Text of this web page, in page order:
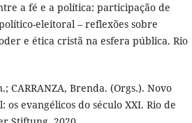
a fé e a política: participação de
eleitoral – reflexões sobre
e ética cristã na esfera pública. Rio
CARRANZA, Brenda. (Orgs.). Novo
evangélicos do século XXI. Rio de